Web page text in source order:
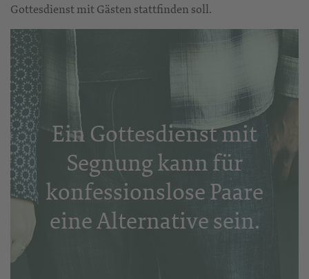
Gottesdienst mit Gästen stattfinden soll.
Ein Gottesdienst mit
Segnung kann für
konfessionslose Paare
eine Alternative sein.